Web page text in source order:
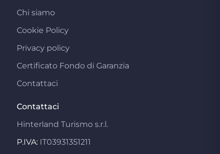
Chi siamo
Cookie Policy
Privacy policy
Certificato Fondo di Garanzia
Contattaci
Contattaci
Hinterland Turismo s.r.l.
P.IVA: IT03931351211